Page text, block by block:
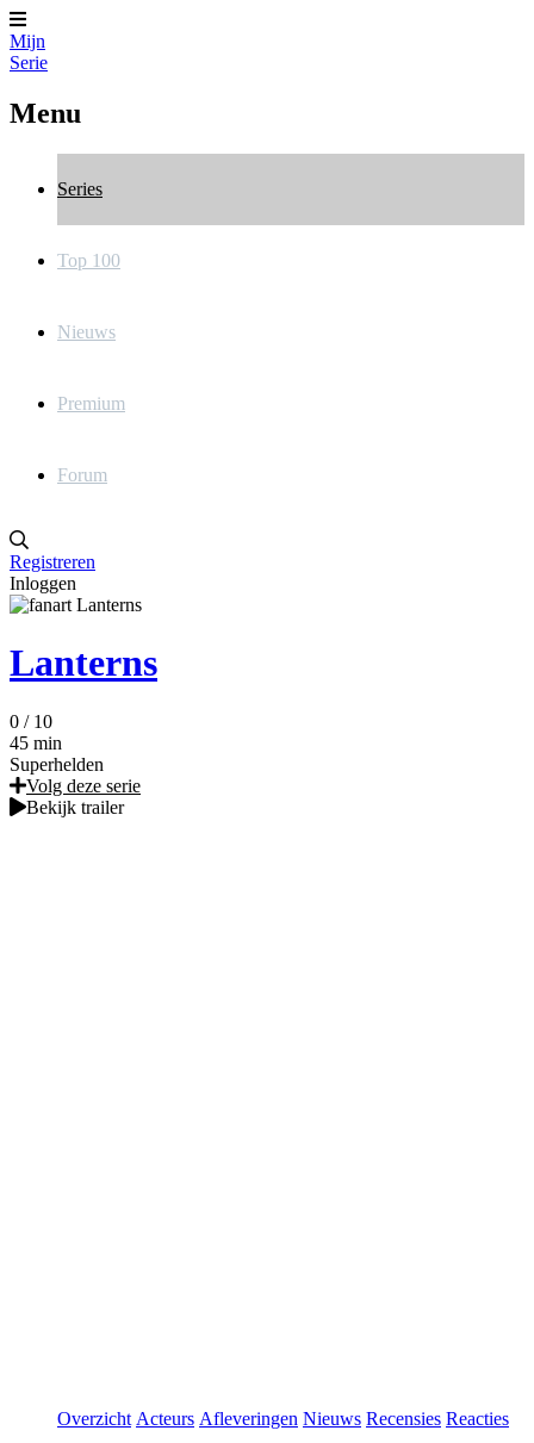
Mijn
Serie
Menu
Series
Top 100
Nieuws
Premium
Forum
Registreren
Inloggen
Lanterns
0 / 10
45 min
Superhelden
Volg deze serie
Bekijk trailer
Overzicht Acteurs Afleveringen Nieuws Recensies Reacties